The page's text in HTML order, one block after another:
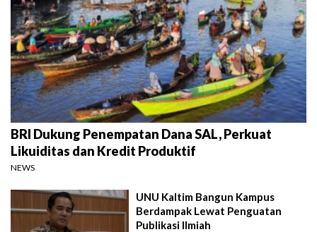
BRI Dukung Penempatan Dana SAL, Perkuat
Likuiditas dan Kredit Produktif
NEWS
UNU Kaltim Bangun Kampus
Berdampak Lewat Penguatan
Publikasi Ilmiah